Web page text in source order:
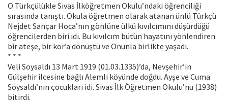
O Türkçülükle Sıvas İlköğretmen Okulu’ndaki öğrenciliği
sırasında tanıştı. Okula öğretmen olarak atanan ünlü Türkçü
Nejdet Sançar Hoca’nın gönlüne ülkü kıvılcımını düşürdüğü
öğrencilerden biri idi. Bu kıvılcım bütün hayatını yönlendiren
bir ateşe, bir kor’a dönüştü ve Onunla birlikte yaşadı.
* * *
Veli Soysaldı 13 Mart 1919 (01.03.1335)’da, Nevşehir’in
Gülşehir ilcesine bağlı Alemli köyünde doğdu. Ayşe ve Cuma
Soysaldı’nın çocukları idi. Sivas İlk Öğretmen Okulu’nu (1938)
bitirdi.